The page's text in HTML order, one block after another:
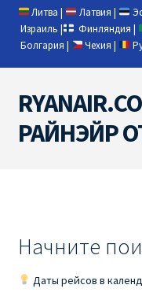
Литва | Латвия |
Израиль | Финляндия |
Болгария | Чехия |
Skip
to
navigation
Skip
to
content
РАЙНЭЙР
RYANAIR PL ОТ € 9
Начните
Даты рейсов в